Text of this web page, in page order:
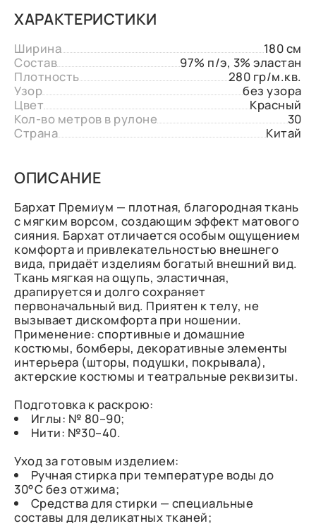
ХАРАКТЕРИСТИКИ
Ширина
180 см
Состав
97% п/э, 3% эластан
Плотность
280 гр/м.кв.
Узор
без узора
Цвет
Красный
Кол-во метров в рулоне
30
Страна
Китай
ОПИСАНИЕ
Бархат Премиум — плотная, благородная ткань
с мягким ворсом, создающим эффект матового
сияния. Бархат отличается особым ощущением
комфорта и привлекательностью внешнего
вида, придаёт изделиям богатый внешний вид.
Ткань мягкая на ощупь, эластичная,
драпируется и долго сохраняет
первоначальный вид. Приятен к телу, не
вызывает дискомфорта при ношении.
Применение: спортивные и домашние
костюмы, бомберы, декоративные элементы
интерьера (шторы, подушки, покрывала),
актерские костюмы и театральные реквизиты.
Подготовка к раскрою:
Иглы: № 80–90;
Нити: №30–40.
Уход за готовым изделием:
Ручная стирка при температуре воды до
30°C без отжима;
Средства для стирки — специальные
составы для деликатных тканей;